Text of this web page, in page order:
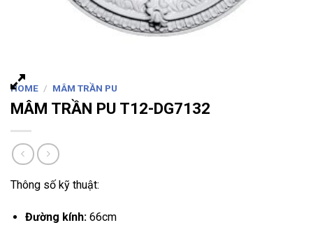
HOME / MÂM TRẦN PU
MÂM TRẦN PU T12-DG7132
Thông số kỹ thuật:
Đường kính:66cm